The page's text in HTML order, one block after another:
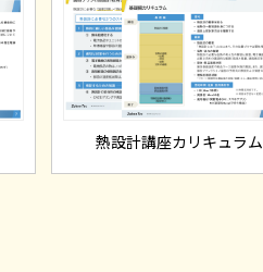
熱設計講座カリキュラム